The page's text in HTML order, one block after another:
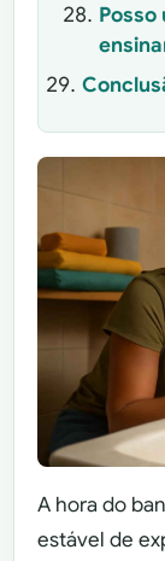
Posso
A hora do
estável de